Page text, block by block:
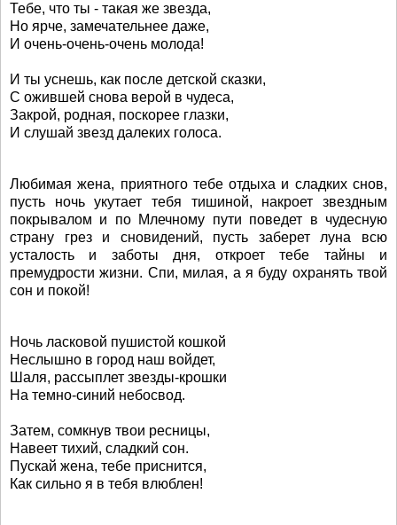
Тебе, что ты - такая же звезда,
Но ярче, замечательнее даже,
И очень-очень-очень молода!
И ты уснешь, как после детской сказки,
С ожившей снова верой в чудеса,
Закрой, родная, поскорее глазки,
И слушай звезд далеких голоса.
Любимая жена, приятного тебе отдыха и сладких снов,
пусть ночь укутает тебя тишиной, накроет звездным
покрывалом и по Млечному пути поведет в чудесную
страну грез и сновидений, пусть заберет луна всю
усталость и заботы дня, откроет тебе тайны и
премудрости жизни. Спи, милая, а я буду охранять твой
сон и покой!
Ночь ласковой пушистой кошкой
Неслышно в город наш войдет,
Шаля, рассыплет звезды-крошки
На темно-синий небосвод.
Затем, сомкнув твои ресницы,
Навеет тихий, сладкий сон.
Пускай жена, тебе приснится,
Как сильно я в тебя влюблен!